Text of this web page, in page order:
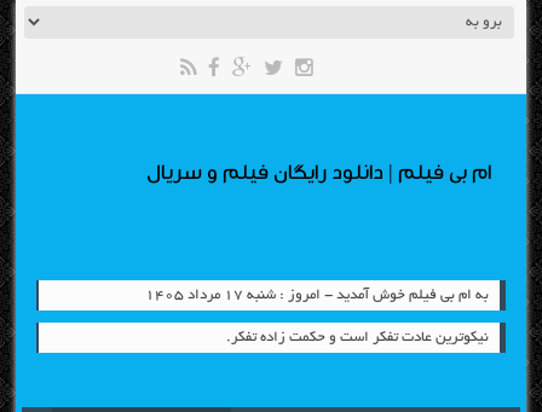
ام بی فیلم | دانلود رایگان فیلم و سریال
به ام بی فیلم خوش آمدید - امروز : شنبه ۱۷ مرداد ۱۴۰۵
نیکوترین عادت تفکر است و حکمت زاده تفکر.